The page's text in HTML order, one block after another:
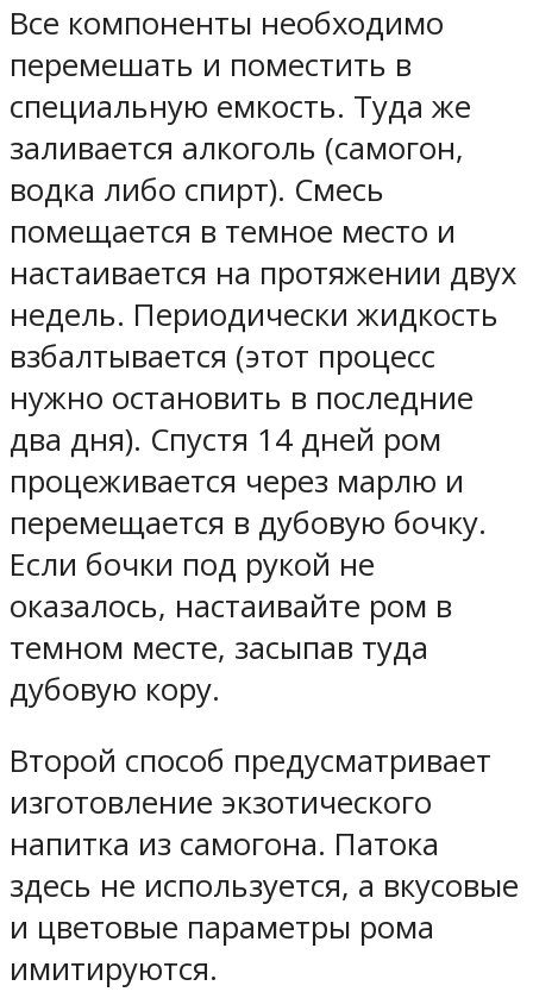
Все компоненты необходимо
перемешать и поместить в
специальную емкость. Туда же
заливается алкоголь (самогон,
водка либо спирт). Смесь
помещается в темное место и
настаивается на протяжении двух
недель. Периодически жидкость
взбалтывается (этот процесс
нужно остановить в последние
два дня). Спустя 14 дней ром
процеживается через марлю и
перемещается в дубовую бочку.
Если бочки под рукой не
оказалось, настаивайте ром в
темном месте, засыпав туда
дубовую кору.
Второй способ предусматривает
изготовление экзотического
напитка из самогона. Патока
здесь не используется, а вкусовые
и цветовые параметры рома
имитируются.